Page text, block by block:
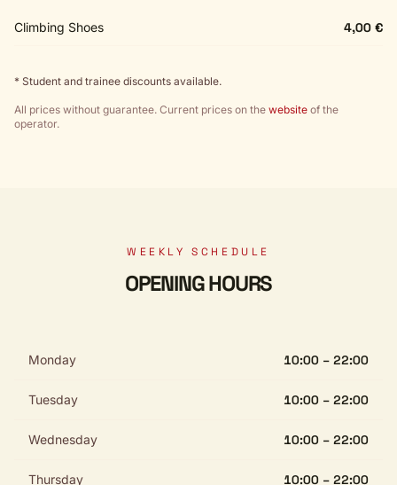
Climbing Shoes 4,00 €
* Student and trainee discounts available.
All prices without guarantee. Current prices on the website of the
operator.
WEEKLY SCHEDULE
OPENING HOURS
Monday 10:00 – 22:00
Tuesday 10:00 – 22:00
Wednesday 10:00 – 22:00
Thursday 10:00 – 22:00